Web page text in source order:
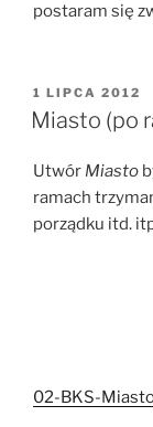
postaram się
OPUBLIKOWANE
W
1 LIPCA 2012
Miasto (po
Utwór Miasto
ramach
porządku itd.
02-BKS-